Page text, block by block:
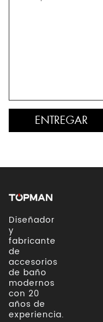
Diseñador
y
fabricante
de
accesorios
de baño
modernos
con 20
años de
experiencia.